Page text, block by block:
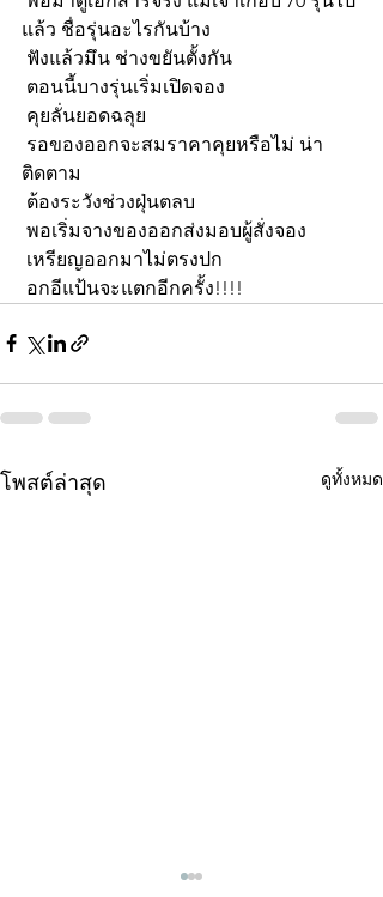
แล้ว ชื่อรุ่นอะไรกันบ้าง
ฟังแล้วมึน ช่างขยันตั้งกัน
ตอนนี้บางรุ่นเริ่มเปิดจอง
คุยลั่นยอดฉลุย
ติดตาม
ต้องระวังช่วงฝุ่นตลบ
พอเริ่มจางของออกส่งมอบผู้สั่งจอง
เหรียญออกมาไม่ตรงปก
อกอีแป้นจะแตกอีกครั้ง!!!!
โพสต์ล่าสุด ดูทั้งหมด